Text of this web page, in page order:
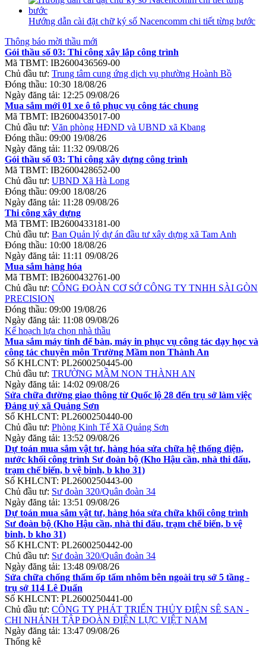
Hướng dẫn cài đặt chữ ký số Nacencomm chi tiết từng bước
Thông báo mời thầu mới
Gói thầu số 03: Thi công xây lắp công trình
Mã TBMT: IB2600436569-00
Chủ đầu tư: Trung tâm cung ứng dịch vụ phường Hoành Bồ
Đóng thầu: 10:30 18/08/26
Ngày đăng tải: 12:25 09/08/26
Mua sắm mới 01 xe ô tô phục vụ công tác chung
Mã TBMT: IB2600435017-00
Chủ đầu tư: Văn phòng HĐND và UBND xã Kbang
Đóng thầu: 09:00 19/08/26
Ngày đăng tải: 11:32 09/08/26
Gói thầu số 03: Thi công xây dựng công trình
Mã TBMT: IB2600428652-00
Chủ đầu tư: UBND Xã Hà Long
Đóng thầu: 09:00 18/08/26
Ngày đăng tải: 11:28 09/08/26
Thi công xây dựng
Mã TBMT: IB2600433181-00
Chủ đầu tư: Ban Quản lý dự án đầu tư xây dựng xã Tam Anh
Đóng thầu: 10:00 18/08/26
Ngày đăng tải: 11:11 09/08/26
Mua sắm hàng hóa
Mã TBMT: IB2600432761-00
Chủ đầu tư: CÔNG ĐOÀN CƠ SỞ CÔNG TY TNHH SÀI GÒN
PRECISION
Đóng thầu: 09:00 19/08/26
Ngày đăng tải: 11:08 09/08/26
Kế hoạch lựa chọn nhà thầu
Mua sắm máy tính để bàn, máy in phục vụ công tác dạy học và
công tác chuyên môn Trường Mầm non Thành An
Số KHLCNT: PL2600250445-00
Chủ đầu tư: TRƯỜNG MẦM NON THÀNH AN
Ngày đăng tải: 14:02 09/08/26
Sửa chữa đường giao thông từ Quốc lộ 28 đến trụ sở làm việc
Đảng uỷ xã Quảng Sơn
Số KHLCNT: PL2600250440-00
Chủ đầu tư: Phòng Kinh Tế Xã Quảng Sơn
Ngày đăng tải: 13:52 09/08/26
Dự toán mua sắm vật tư, hàng hóa sửa chữa hệ thống điện,
nước khối công trình Sư đoàn bộ (Kho Hậu cần, nhà thi đấu,
trạm chế biến, b vệ binh, b kho 31)
Số KHLCNT: PL2600250443-00
Chủ đầu tư: Sư đoàn 320/Quân đoàn 34
Ngày đăng tải: 13:51 09/08/26
Dự toán mua sắm vật tư, hàng hóa sửa chữa khối công trình
Sư đoàn bộ (Kho Hậu cần, nhà thi đấu, trạm chế biến, b vệ
binh, b kho 31)
Số KHLCNT: PL2600250442-00
Chủ đầu tư: Sư đoàn 320/Quân đoàn 34
Ngày đăng tải: 13:48 09/08/26
Sửa chữa chống thấm ốp tấm nhôm bên ngoài trụ sở 5 tầng -
trụ sở 114 Lê Duẩn
Số KHLCNT: PL2600250441-00
Chủ đầu tư: CÔNG TY PHÁT TRIỂN THỦY ĐIỆN SÊ SAN -
CHI NHÁNH TẬP ĐOÀN ĐIỆN LỰC VIỆT NAM
Ngày đăng tải: 13:47 09/08/26
Thống kê